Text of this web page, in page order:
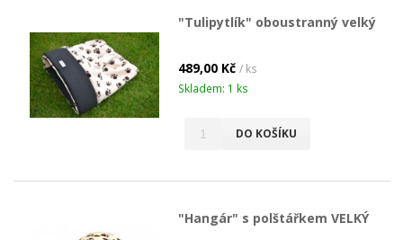
"Tulipytlík" oboustranný velký
489,00 Kč / ks
Skladem: 1 ks
DO KOŠÍKU
"Hangár" s polštářkem VELKÝ